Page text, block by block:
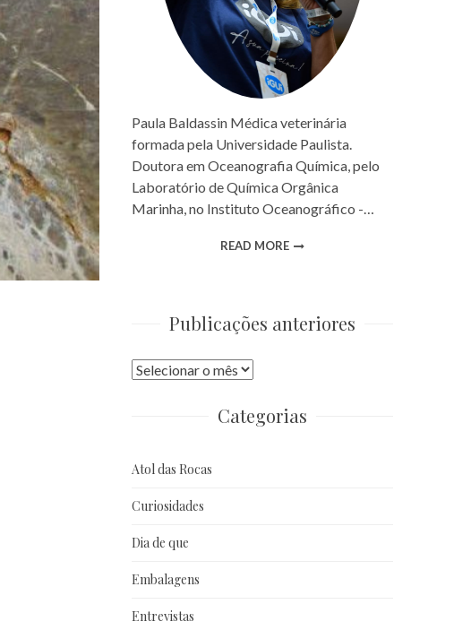
Paula Baldassin Médica veterinária
formada pela Universidade Paulista.
Doutora em Oceanografia Química, pelo
Laboratório de Química Orgânica
Marinha, no Instituto Oceanográfico -…
READ MORE
Publicações anteriores
Publicações
Categorias
Atol das Rocas
Curiosidades
Dia de que
Embalagens
Entrevistas